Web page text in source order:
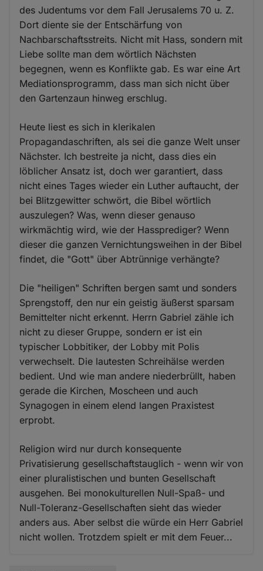
des Judentums vor dem Fall Jerusalems 70 u. Z.
Dort diente sie der Entschärfung von
Nachbarschaftsstreits. Nicht mit Hass, sondern mit
Liebe sollte man dem wörtlich Nächsten
begegnen, wenn es Konflikte gab. Es war eine Art
Mediationsprogramm, dass man sich nicht über
den Gartenzaun hinweg erschlug.
Heute liest es sich in klerikalen
Propagandaschriften, als sei die ganze Welt unser
Nächster. Ich bestreite ja nicht, dass dies ein
löblicher Ansatz ist, doch wer garantiert, dass
nicht eines Tages wieder ein Luther auftaucht, der
bei Blitzgewitter schwört, die Bibel wörtlich
auszulegen? Was, wenn dieser genauso
wirkmächtig wird, wie der Hassprediger? Wenn
dieser die ganzen Vernichtungsweihen in der Bibel
findet, die "Gott" über Abtrünnige verhängte?
Die "heiligen" Schriften bergen samt und sonders
Sprengstoff, den nur ein geistig äußerst sparsam
Bemittelter nicht erkennt. Herrn Gabriel zähle ich
nicht zu dieser Gruppe, sondern er ist ein
typischer Lobbitiker, der Lobby mit Polis
verwechselt. Die lautesten Schreihälse werden
bedient. Und wie man andere niederbrüllt, haben
gerade die Kirchen, Moscheen und auch
Synagogen in einem elend langen Praxistest
erprobt.
Religion wird nur durch konsequente
Privatisierung gesellschaftstauglich - wenn wir von
einer pluralistischen und bunten Gesellschaft
ausgehen. Bei monokulturellen Null-Spaß- und
Null-Toleranz-Gesellschaften sieht das wieder
anders aus. Aber selbst die würde ein Herr Gabriel
nicht wollen. Trotzdem spielt er mit dem Feuer...